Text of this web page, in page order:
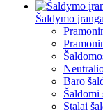
Šaldymo įranga
Baro
Šaldomi
Stalai